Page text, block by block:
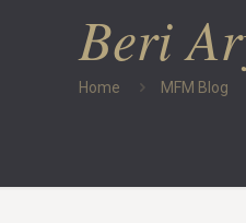
Beri
Home MFM Blog